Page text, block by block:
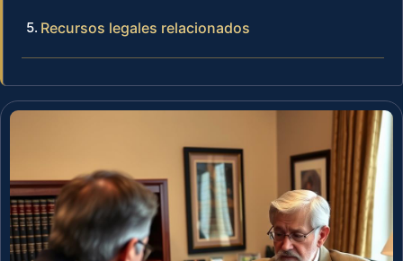
Recursos legales relacionados